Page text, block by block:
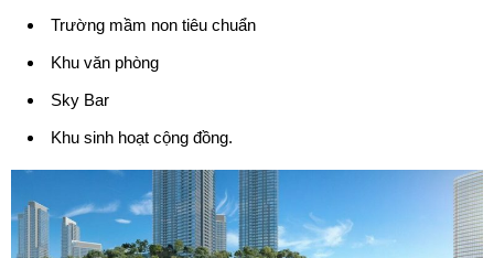
Trường mầm non tiêu chuẩn
Khu văn phòng
Sky Bar
Khu sinh hoạt cộng đồng.